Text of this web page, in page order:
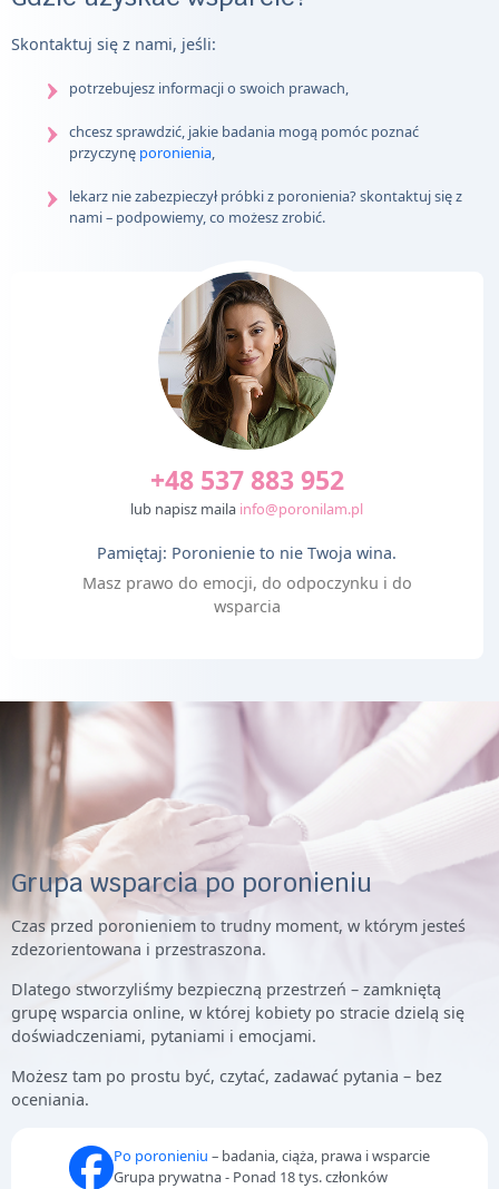
Skontaktuj się z nami, jeśli:
potrzebujesz informacji o swoich prawach,
chcesz sprawdzić, jakie badania mogą pomóc poznać
przyczynę poronienia,
lekarz nie zabezpieczył próbki z poronienia? skontaktuj się z
nami – podpowiemy, co możesz zrobić.
+48 537 883 952
lub napisz maila info@poronilam.pl
Pamiętaj: Poronienie to nie Twoja wina.
Masz prawo do emocji, do odpoczynku i do
wsparcia
Grupa wsparcia po poronieniu
Czas przed poronieniem to trudny moment, w którym jesteś
zdezorientowana i przestraszona.
Dlatego stworzyliśmy bezpieczną przestrzeń – zamkniętą
grupę wsparcia online, w której kobiety po stracie dzielą się
doświadczeniami, pytaniami i emocjami.
Możesz tam po prostu być, czytać, zadawać pytania – bez
oceniania.
Po poronieniu – badania, ciąża, prawa i wsparcie
Grupa prywatna - Ponad 18 tys. członków